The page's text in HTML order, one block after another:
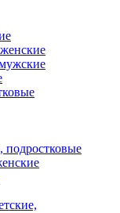
подростковые